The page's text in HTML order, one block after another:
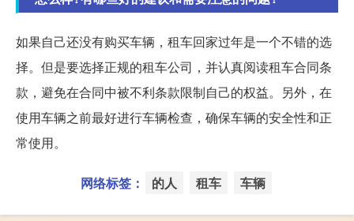
如果自己还没有购买车辆，租车回家过年是一个不错的选
择。但是要选择正规的租车公司，并认真阅读租车合同条
款，避免在合同中被不利条款限制自己的权益。另外，在
使用车辆之前最好进行车辆检查，确保车辆的安全性和正
常使用。
网络标签： 的人 租车 车辆